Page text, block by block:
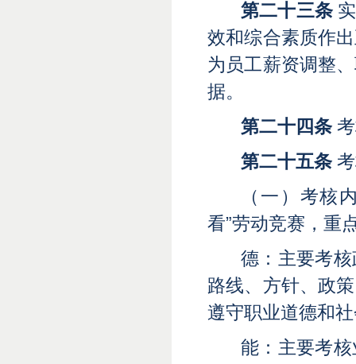
第二十三条
效和综合素质作
为员工薪资调整
据。
第二十四条
第二十五条
（一）考核
看”劳动竞赛，重
德：主要考
路线、方针、政
遵守职业道德和
能：主要考